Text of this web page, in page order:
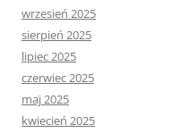
wrzesień 2025
sierpień 2025
lipiec 2025
czerwiec 2025
maj 2025
kwiecień 2025